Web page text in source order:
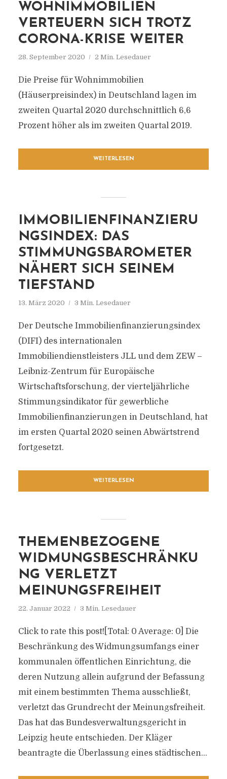
WOHNIMMOBILIEN
VERTEUERN SICH TROTZ
CORONA-KRISE WEITER
28. September 2020 2 Min. Lesedauer
Die Preise für Wohnimmobilien
(Häuserpreisindex) in Deutschland lagen im
zweiten Quartal 2020 durchschnittlich 6,6
Prozent höher als im zweiten Quartal 2019.
WEITERLESEN
IMMOBILIENFINANZIERU
NGSINDEX: DAS
STIMMUNGSBAROMETER
NÄHERT SICH SEINEM
TIEFSTAND
13. März 2020 3 Min. Lesedauer
Der Deutsche Immobilienfinanzierungsindex
(DIFI) des internationalen
Immobiliendienstleisters JLL und dem ZEW –
Leibniz-Zentrum für Europäische
Wirtschaftsforschung, der vierteljährliche
Stimmungsindikator für gewerbliche
Immobilienfinanzierungen in Deutschland, hat
im ersten Quartal 2020 seinen Abwärtstrend
fortgesetzt.
WEITERLESEN
THEMENBEZOGENE
WIDMUNGSBESCHRÄNKU
NG VERLETZT
MEINUNGSFREIHEIT
22. Januar 2022 3 Min. Lesedauer
Click to rate this post![Total: 0 Average: 0] Die
Beschränkung des Widmungsumfangs einer
kommunalen öffentlichen Einrichtung, die
deren Nutzung allein aufgrund der Befassung
mit einem bestimmten Thema ausschließt,
verletzt das Grundrecht der Meinungsfreiheit.
Das hat das Bundesverwaltungsgericht in
Leipzig heute entschieden. Der Kläger
beantragte die Überlassung eines städtischen...